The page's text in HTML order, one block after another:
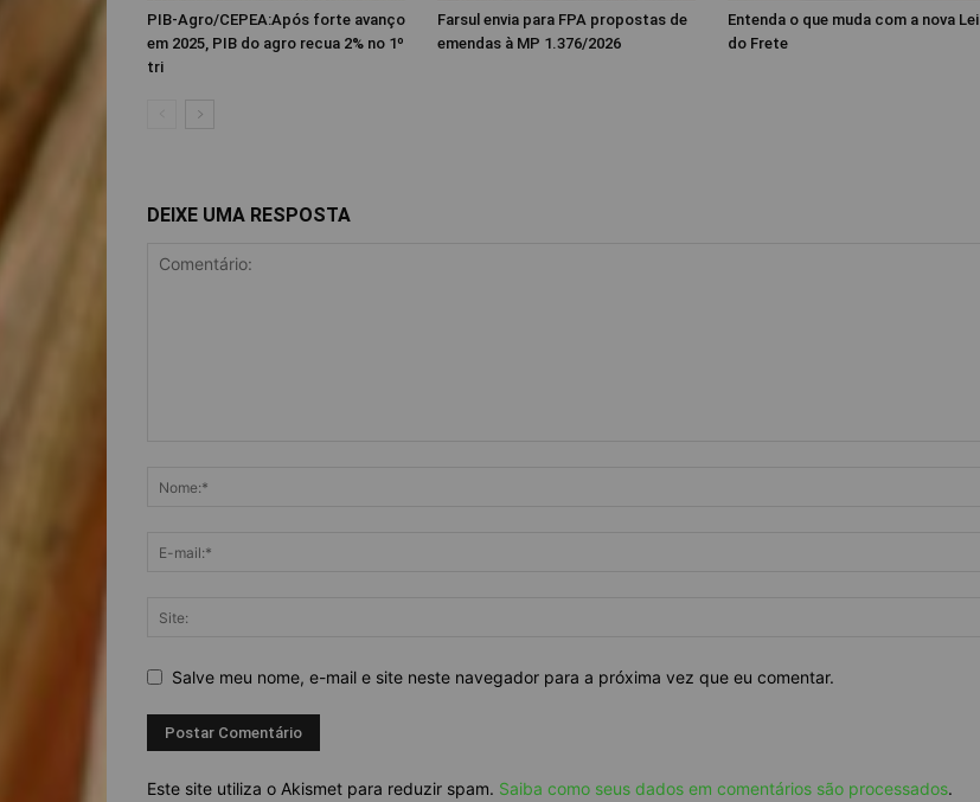
PIB-Agro/CEPEA:Após forte avanço
em 2025, PIB do agro recua 2% no 1º
tri
Farsul envia para FPA propostas de
emendas à MP 1.376/2026
Entenda o que muda com a nova Lei
do Frete
DEIXE UMA RESPOSTA
Salve meu nome, e-mail e site neste navegador para a próxima vez que eu comentar.
Este site utiliza o Akismet para reduzir spam. Saiba como seus dados em comentários são processados.